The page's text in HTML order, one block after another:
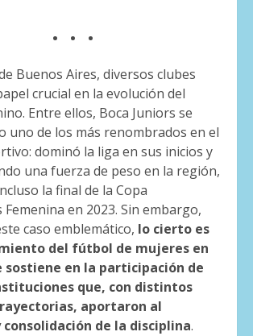
. . .
Buenos Aires, diversos clubes
crucial en la evolución del
Entre ellos, Boca Juniors se
uno de los más renombrados en el
dominó la liga en sus inicios y
una fuerza de peso en la región,
la final de la Copa
en 2023. Sin embargo,
caso emblemático, lo cierto es
del fútbol de mujeres en
sostiene en la participación de
que, con distintos
aportaron al
de la disciplina.